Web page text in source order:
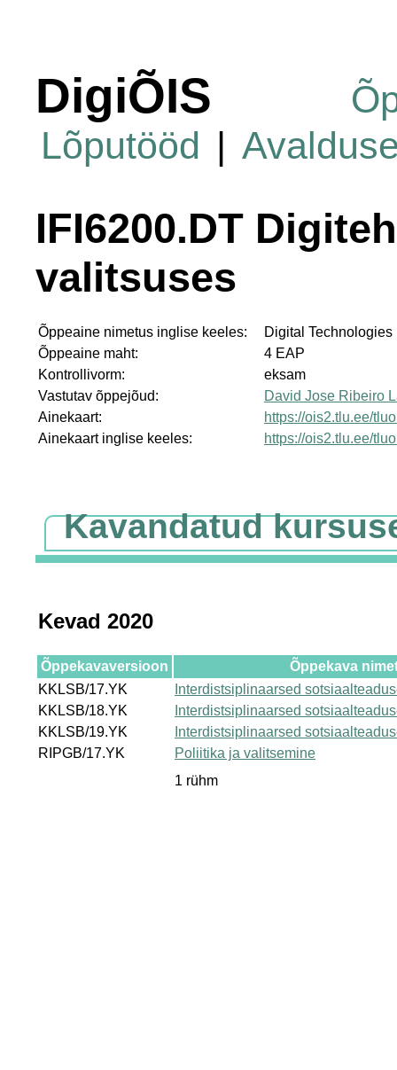
DigiÕIS
Lõputööd |
IFI6200.DT
valitsuses
Õppeaine nimetus inglise keeles:
Digital
Õppeaine maht:
4 EAP
Kontrollivorm:
eksam
Vastutav õppejõud:
David Jose Ribeiro
Ainekaart:
https://ois2.tlu.ee/
Ainekaart inglise keeles:
https://ois2.tlu.ee/
Kavandatud
Kevad 2020
Õppekavaversioon
Õppekava
KKLSB/17.YK
Interdistsiplinaarsed
KKLSB/18.YK
Interdistsiplinaarsed
KKLSB/19.YK
Interdistsiplinaarsed
RIPGB/17.YK
Poliitika ja valitsemine
1 rühm